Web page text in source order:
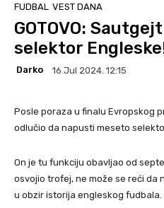
FUDBAL VEST DANA
GOTOVO:
selektor
Darko 16 Jul 2024. 12:15
Posle poraza u finalu Evropskog
odlučio da napusti meseto
On je tu funkciju obavljao od
osvojio trofej, ne može se reći da
u obzir istorija engleskog fudbala.